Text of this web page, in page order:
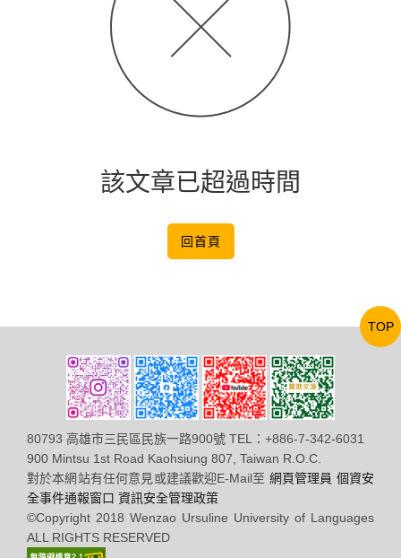
該文章已超過時間
回首頁
80793 高雄市三民區民族一路900號 TEL：+886-7-342-6031
900 Mintsu 1st Road Kaohsiung 807, Taiwan R.O.C.
對於本網站有任何意見或建議歡迎E-Mail至 網頁管理員 個資安
全事件通報窗口 資訊安全管理政策
©Copyright 2018 Wenzao Ursuline University of Languages
ALL RIGHTS RESERVED
TOP